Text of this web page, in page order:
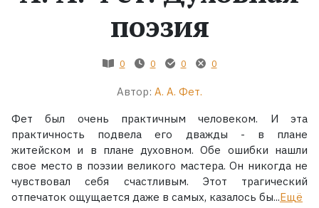
Коллекции
поэзия
0 0 0 0
Автор: А. А. Фет.
Фет был очень практичным человеком. И эта
практичность подвела его дважды - в плане
житейском и в плане духовном. Обе ошибки нашли
свое место в поэзии великого мастера. Он никогда не
чувствовал себя счастливым. Этот трагический
отпечаток ощущается даже в самых, казалось бы...Ещё